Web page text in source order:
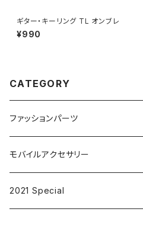
ギター・キーリング TL オンブレ
¥990
CATEGORY
ファッションパーツ
ピンズ
キーリング
モバイルアクセサリー
iPhoneケース
2021 Special